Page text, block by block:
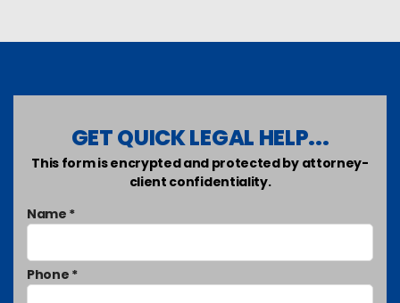
GET QUICK LEGAL HELP...
This form is encrypted and protected by attorney-
client confidentiality.
Name *
Phone *